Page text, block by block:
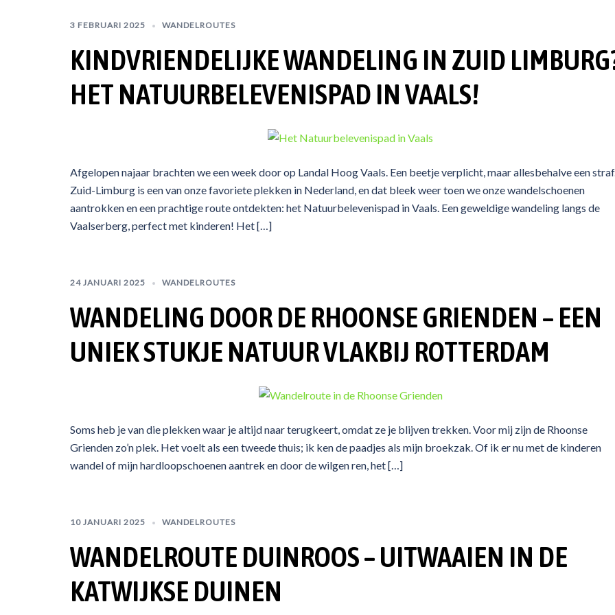
3 FEBRUARI 2025 WANDELROUTES
KINDVRIENDELIJKE WANDELING IN ZUID
HET NATUURBELEVENISPAD IN VAALS!
Afgelopen najaar brachten we een week door op Landal Hoog Vaals. Een beetje verplicht, maar allesbehalve een
Zuid-Limburg is een van onze favoriete plekken in Nederland, en dat bleek weer toen we onze wandelschoenen
aantrokken en een prachtige route ontdekten: het Natuurbelevenispad in Vaals. Een geweldige wandeling langs de
Vaalserberg, perfect met kinderen! Het […]
24 JANUARI 2025 WANDELROUTES
WANDELING DOOR DE RHOONSE GRIENDEN – EEN
UNIEK STUKJE NATUUR VLAKBIJ ROTTERDAM
Soms heb je van die plekken waar je altijd naar terugkeert, omdat ze je blijven trekken. Voor mij zijn de Rhoonse
Grienden zo’n plek. Het voelt als een tweede thuis; ik ken de paadjes als mijn broekzak. Of ik er nu met de kinderen
wandel of mijn hardloopschoenen aantrek en door de wilgen ren, het […]
10 JANUARI 2025 WANDELROUTES
WANDELROUTE DUINROOS – UITWAAIEN IN DE
KATWIJKSE DUINEN